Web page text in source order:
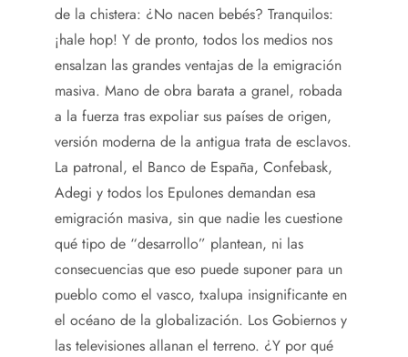
de la chistera: ¿No nacen bebés? Tranquilos:
¡hale hop! Y de pronto, todos los medios nos
ensalzan las grandes ventajas de la emigración
masiva. Mano de obra barata a granel, robada
a la fuerza tras expoliar sus países de origen,
versión moderna de la antigua trata de esclavos.
La patronal, el Banco de España, Confebask,
Adegi y todos los Epulones demandan esa
emigración masiva, sin que nadie les cuestione
qué tipo de “desarrollo” plantean, ni las
consecuencias que eso puede suponer para un
pueblo como el vasco, txalupa insignificante en
el océano de la globalización. Los Gobiernos y
las televisiones allanan el terreno. ¿Y por qué